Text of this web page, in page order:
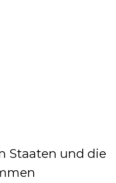
Staaten und die